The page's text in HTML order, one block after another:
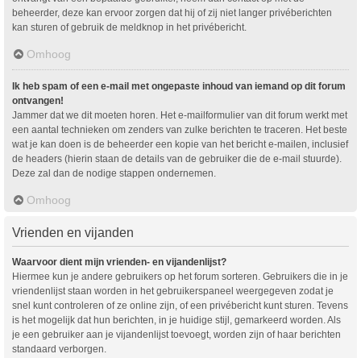
beheerder, deze kan ervoor zorgen dat hij of zij niet langer privéberichten
kan sturen of gebruik de meldknop in het privébericht.
Omhoog
Ik heb spam of een e-mail met ongepaste inhoud van iemand op dit forum
ontvangen!
Jammer dat we dit moeten horen. Het e-mailformulier van dit forum werkt met
een aantal technieken om zenders van zulke berichten te traceren. Het beste
wat je kan doen is de beheerder een kopie van het bericht e-mailen, inclusief
de headers (hierin staan de details van de gebruiker die de e-mail stuurde).
Deze zal dan de nodige stappen ondernemen.
Omhoog
Vrienden en vijanden
Waarvoor dient mijn vrienden- en vijandenlijst?
Hiermee kun je andere gebruikers op het forum sorteren. Gebruikers die in je
vriendenlijst staan worden in het gebruikerspaneel weergegeven zodat je
snel kunt controleren of ze online zijn, of een privébericht kunt sturen. Tevens
is het mogelijk dat hun berichten, in je huidige stijl, gemarkeerd worden. Als
je een gebruiker aan je vijandenlijst toevoegt, worden zijn of haar berichten
standaard verborgen.